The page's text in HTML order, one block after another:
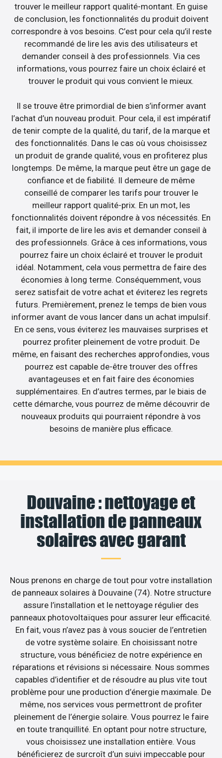
trouver le meilleur rapport qualité-montant. En guise
de conclusion, les fonctionnalités du produit doivent
correspondre à vos besoins. C’est pour cela qu’il reste
recommandé de lire les avis des utilisateurs et
demander conseil à des professionnels. Via ces
informations, vous pourrez faire un choix éclairé et
trouver le produit qui vous convient le mieux.
Il se trouve être primordial de bien s’informer avant
l’achat d’un nouveau produit. Pour cela, il est impératif
de tenir compte de la qualité, du tarif, de la marque et
des fonctionnalités. Dans le cas où vous choisissez
un produit de grande qualité, vous en profiterez plus
longtemps. De même, la marque peut être un gage de
confiance et de fiabilité. Il demeure de même
conseillé de comparer les tarifs pour trouver le
meilleur rapport qualité-prix. En un mot, les
fonctionnalités doivent répondre à vos nécessités. En
fait, il importe de lire les avis et demander conseil à
des professionnels. Grâce à ces informations, vous
pourrez faire un choix éclairé et trouver le produit
idéal. Notamment, cela vous permettra de faire des
économies à long terme. Conséquemment, vous
serez satisfait de votre achat et éviterez les regrets
futurs. Premièrement, prenez le temps de bien vous
informer avant de vous lancer dans un achat impulsif.
En ce sens, vous éviterez les mauvaises surprises et
pourrez profiter pleinement de votre produit. De
même, en faisant des recherches approfondies, vous
pourrez est capable de-être trouver des offres
avantageuses et en fait faire des économies
supplémentaires. En d’autres termes, par le biais de
cette démarche, vous pourrez de même découvrir de
nouveaux produits qui pourraient répondre à vos
besoins de manière plus efficace.
Douvaine : nettoyage et
installation de panneaux
solaires avec garant
Nous prenons en charge de tout pour votre installation
de panneaux solaires à Douvaine (74). Notre structure
assure l’installation et le nettoyage régulier des
panneaux photovoltaïques pour assurer leur efficacité.
En fait, vous n’avez pas à vous soucier de l’entretien
de votre système solaire. En choisissant notre
structure, vous bénéficiez de notre expérience en
réparations et révisions si nécessaire. Nous sommes
capables d’identifier et de résoudre au plus vite tout
problème pour une production d’énergie maximale. De
même, nos services vous permettront de profiter
pleinement de l’énergie solaire. Vous pourrez le faire
en toute tranquillité. En optant pour notre structure,
vous choisissez une installation entière. Vous
bénéficierez de surcroît d’un suivi impeccable pour